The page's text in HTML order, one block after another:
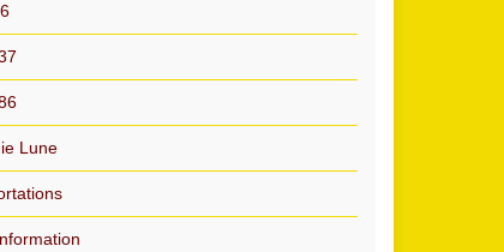
Lune